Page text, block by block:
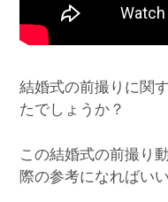
結婚式の前撮りに関
たでしょうか？
この結婚式の前撮り
際の参考になればいい